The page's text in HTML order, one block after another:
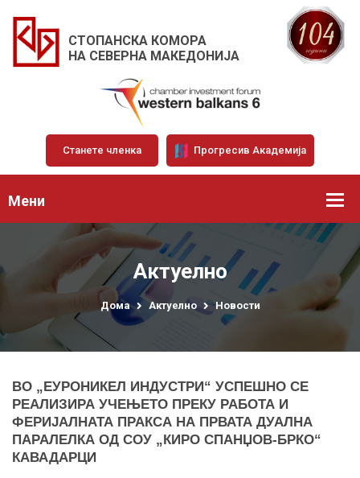
СТОПАНСКА КОМОРА
НА СЕВЕРНА МАКЕДОНИЈА
Станете членка Прогресив Академија
Мени
Актуелно
Дома Актуелно Новости
ВО „ЕУРОНИКЕЛ ИНДУСТРИ“ УСПЕШНО СЕ
РЕАЛИЗИРА УЧЕЊЕTO ПРЕКУ РАБОТА И
ФЕРИЈАЛНАТА ПРАКСА НА ПРВАТА ДУАЛНА
ПАРАЛЕЛКА ОД СОУ „КИРО СПАНЏОВ-БРКО“
КАВАДАРЦИ